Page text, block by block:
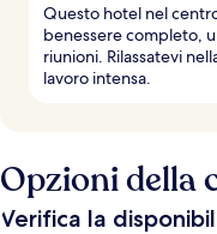
Questo hotel nel
benessere completo,
riunioni. Rilassatevi
lavoro intensa.
Opzioni della
Verifica la